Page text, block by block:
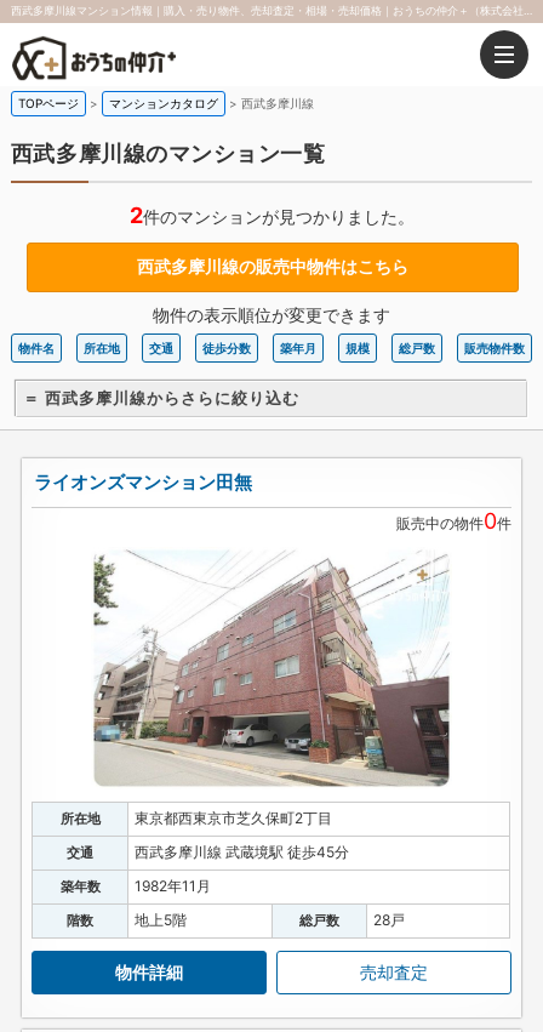
TOPページ マンションカタログ 西武多摩川線
西武多摩川線のマンション一覧
2件のマンションが見つかりました。
西武多摩川線の販売中物件はこちら
物件の表示順位が変更できます
物件名 所在地 交通 徒歩分数 築年月 規模 総戸数 販売物件数
＝ 西武多摩川線からさらに絞り込む
ライオンズマンション田無
販売中の物件0件
所在地 東京都西東京市芝久保町2丁目
交通 西武多摩川線 武蔵境駅 徒歩45分
築年数 1982年11月
階数 地上5階 総戸数 28戸
物件詳細 売却査定